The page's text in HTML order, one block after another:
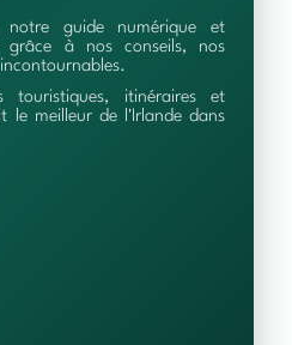
notre guide numérique et
grâce à nos conseils, nos
touristiques, itinéraires et
le meilleur de l'Irlande dans